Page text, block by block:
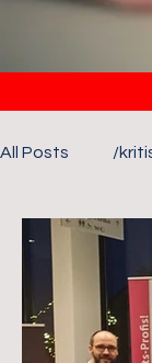
All Posts /